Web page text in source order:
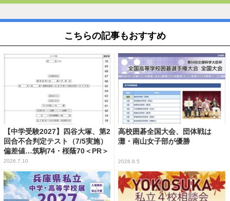
こちらの記事もおすすめ
【中学受験2027】四谷大塚、第2
回合不合判定テスト（7/5実施）
偏差値…筑駒74・桜蔭70＜PR＞
2026.7.10
高校囲碁全国大会、団体戦は
灘・南山女子部が優勝
2026.8.5